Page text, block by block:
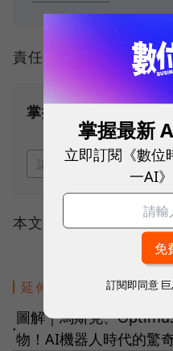
責任編輯：謝宗穎
掌握最新AI、半導體
時代》日報
本文不開放轉載
延伸閱讀
●
圖解｜馬斯克、
物！AI機器人時代的驚
掌握最新
立即訂閱《數位
一AI
訂閱即同意